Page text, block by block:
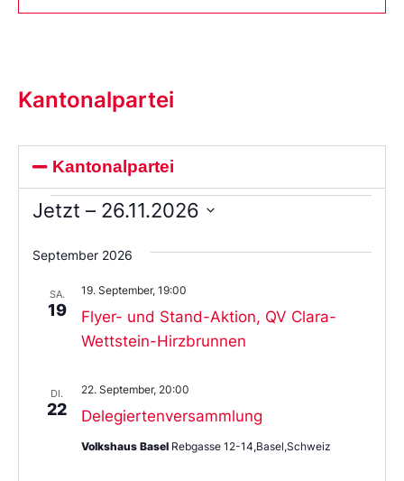
Kantonalpartei
Kantonalpartei
Jetzt – 26.11.2026
Sie
das
aus.
September 2026
SA.
19
Flyer- und Stand-Aktion, QV Clara-
Wettstein-Hirzbrunnen
19. September, 19:00
DI.
22 Delegiertenversammlung
22. September, 20:00
Volkshaus Basel Rebgasse 12-14,Basel,Schweiz